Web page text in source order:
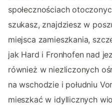
społecznościach
szukasz, znajdziesz w
miejsca zamieszkania,
jak Hard i Fronhofen nad
również w niezliczonych
na wschodzie i południu
mieszkać w idyllicznych